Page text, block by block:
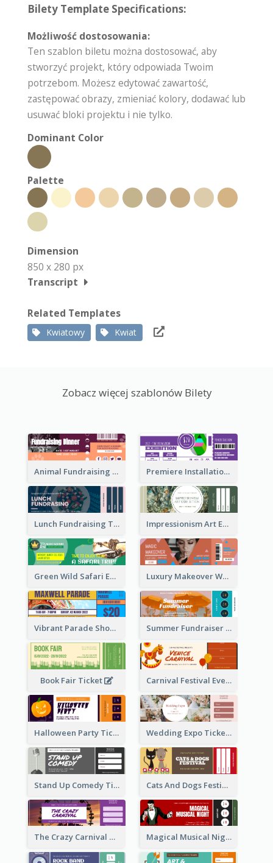
Bilety Template Specifications:
Możliwość dostosowania:
Ten szablon biletu można dostosować, aby
stworzyć projekt, który odpowiada Twoim
potrzebom. Możesz edytować zawartość,
zastępować obrazy, zmieniać kolory, dodawać lub
usuwać bloki projektu i nie tylko.
Dominant Color
Palette
Dimension
850 x 280 px
Transcript
Related Templates
Kwiatowy Kwiat
Zobacz więcej szablonów Bilety
Animal Fundraising Ticket Show Ticket Premiere Installation Exhibition Ticket
Lunch Fundraising Ticket Impressionism Art Exhibition Ticket
Green Wild Safari Entry Ticket Design Idea Luxury Makeover Workshop Ticket Design
Vibrant Parade Show Ticket Design Summer Fundraiser Event Ticket
Book Fair Ticket Carnival Festival Event Ticket
Halloween Party Ticket Wedding Expo Ticket
Stand Up Comedy Ticket Cats And Dogs Festival Ticket
The Crazy Carnival Ticket Magical Musical Night Ticket